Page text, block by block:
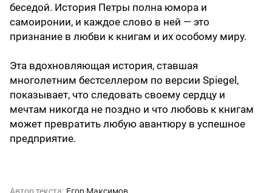
беседой. История Петры полна юмора и
самоиронии, и каждое слово в ней — это
признание в любви к книгам и их особому миру.
Эта вдохновляющая история, ставшая
многолетним бестселлером по версии Spiegel,
показывает, что следовать своему сердцу и
мечтам никогда не поздно и что любовь к книгам
может превратить любую авантюру в успешное
предприятие.
Автор текста: Егор Максимов